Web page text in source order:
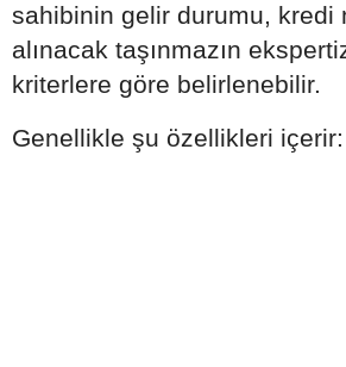
sahibinin gelir durumu, kredi
alınacak taşınmazın
kriterlere göre belirlenebilir.
Genellikle şu özellikleri içerir: